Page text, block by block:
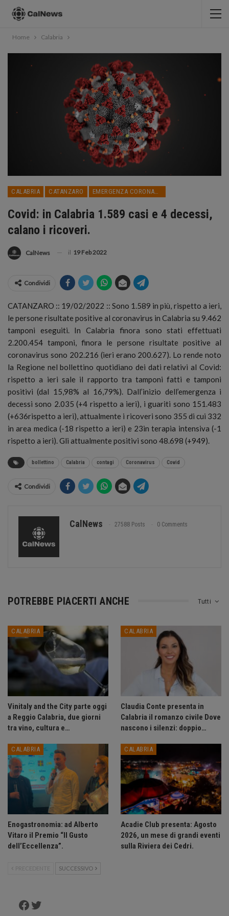
Home Calabria
CALABRIA CATANZARO EMERGENZA CORONAVIRUS
Covid: in Calabria 1.589 casi e 4 decessi,
calano i ricoveri.
CalNews il 19 Feb 2022
Condividi
CATANZARO :: 19/02/2022 :: Sono 1.589 in più, rispetto a ieri,
le persone risultate positive al coronavirus in Calabria su 9.462
tamponi eseguiti. In Calabria finora sono stati effettuati
2.200.454 tamponi, finora le persone risultate positive al
coronavirus sono 202.216 (ieri erano 200.627). Lo rende noto
la Regione nel bollettino quotidiano dei dati relativi al Covid:
rispetto a ieri sale il rapporto tra tamponi fatti e tamponi
positivi (dal 15,98% al 16,79%). Dall’inizio dell’emergenza i
decessi sono 2.035 (+4 rispetto a ieri), i guariti sono 151.483
(+636rispetto a ieri), attualmente i ricoveri sono 355 di cui 332
in area medica (-18 rispetto a ieri) e 23in terapia intensiva (-1
rispetto a ieri). Gli attualmente positivi sono 48.698 (+949).
bollettino Calabria contagi Coronavirus Covid
Condividi
CalNews 27588 Posts 0 Comments
Tutti
POTREBBE PIACERTI ANCHE
CALABRIA
Vinitaly and the City parte oggi
a Reggio Calabria, due giorni
tra vino, cultura e…
CALABRIA
Claudia Conte presenta in
Calabria il romanzo civile Dove
nascono i silenzi: doppio…
CALABRIA
Enogastronomia: ad Alberto
Vitaro il Premio “Il Gusto
dell’Eccellenza”.
CALABRIA
Acadie Club presenta: Agosto
2026, un mese di grandi eventi
sulla Riviera dei Cedri.
PRECEDENTE SUCCESSIVO
Facebook
Twitter